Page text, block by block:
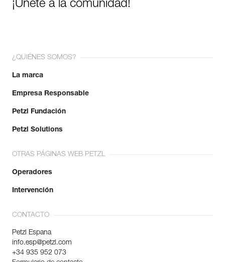
¡Únete a la comunidad!
¿QUIÉNES SOMOS?
La marca
Empresa Responsable
Petzl Fundación
Petzl Solutions
OTRAS PÁGINAS WEB PETZL
Operadores
Intervención
CONTACTO
Petzl Espana
info.esp@petzl.com
+34 935 952 073